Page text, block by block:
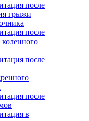
после
грыжи
после
после
после
в